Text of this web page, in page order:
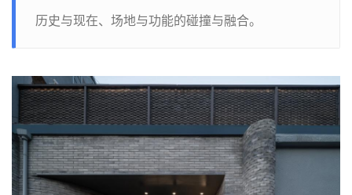
历史与现在、场地与功能的碰撞与融合。